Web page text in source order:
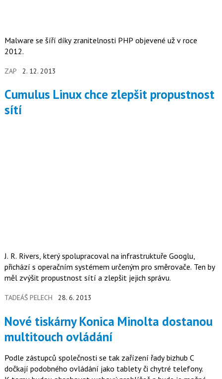
Malware se šíří díky zranitelnosti PHP objevené už v roce
2012.
ZAP 2. 12. 2013
Cumulus Linux chce zlepšit propustnost
sítí
J. R. Rivers, který spolupracoval na infrastruktuře Googlu,
přichází s operačním systémem určeným pro směrovače. Ten by
měl zvýšit propustnost sítí a zlepšit jejich správu.
TADEÁŠ PELECH 28. 6. 2013
Nové tiskárny Konica Minolta dostanou
multitouch ovládání
Podle zástupců společnosti se tak zařízení řady bizhub C
dočkají podobného ovládání jako tablety či chytré telefony.